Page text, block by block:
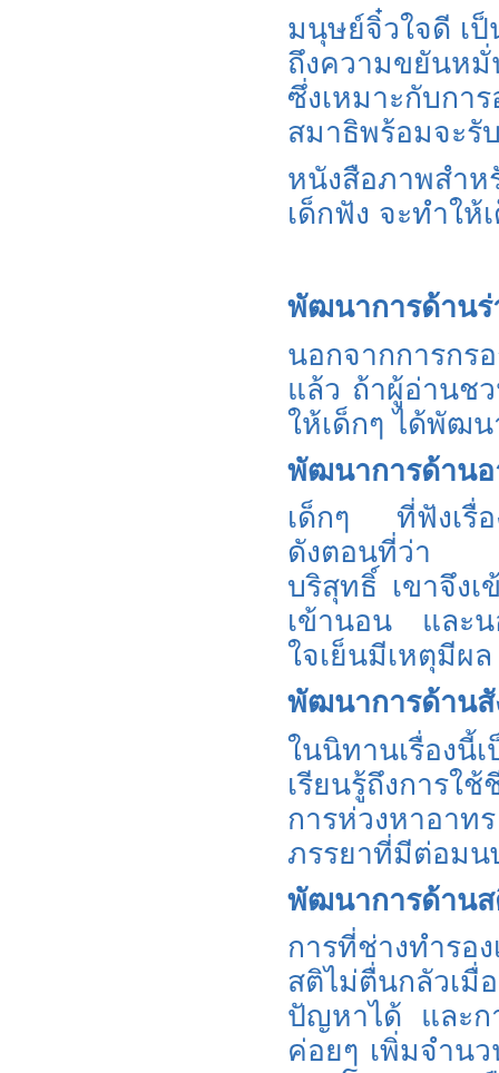
มนุษย์จิ๋วใจดี เ
ถึงความขยันหมั่
ซึ่งเหมาะกับกา
สมาธิพร้อมจะรั
หนังสือภาพสำห
เด็กฟัง จะทำใ
พัฒนาการด้านร่
นอกจากการกร
แล้ว ถ้าผู้อ่านช
ให้เด็กๆ ได้พัฒน
พัฒนาการด้าน
เด็กๆ ที่ฟังเรื่อ
ดังตอนที่ว่า
บริสุทธิ์ เขาจึง
เข้านอน และ
ใจเย็นมีเหตุมีผ
พัฒนาการด้าน
ในนิทานเรื่องนี้
เรียนรู้ถึงการ
การห่วงหาอา
ภรรยาที่มีต่อมน
พัฒนาการด้าน
การที่ช่างทำรอ
สติไม่ตื่นกลัวเ
ปัญหาได้ และก
ค่อยๆ เพิ่มจำน